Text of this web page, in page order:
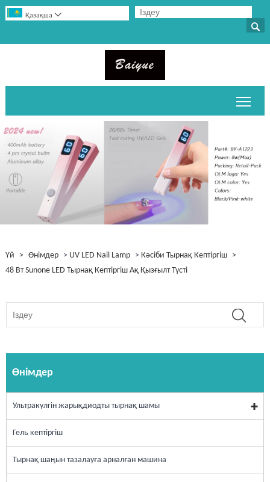

Қазақша 
Үй > Өнімдер > UV LED Nail Lamp > Кәсіби Тырнақ Кептіргіш
>
48 Вт Sunone LED Тырнақ Кептіргіш Ақ Қызғылт Түсті
Өнімдер
Ультракүлгін жарықдиодты тырнақ шамы
Гель кептіргіш
Тырнақ шаңын тазалауға арналған машина